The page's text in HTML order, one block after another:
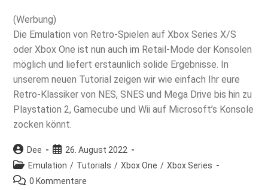
(Werbung)
Die Emulation von Retro-Spielen auf Xbox Series X/S
oder Xbox One ist nun auch im Retail-Mode der Konsolen
möglich und liefert erstaunlich solide Ergebnisse. In
unserem neuen Tutorial zeigen wir wie einfach Ihr eure
Retro-Klassiker von NES, SNES und Mega Drive bis hin zu
Playstation 2, Gamecube und Wii auf Microsoft’s Konsole
zocken könnt.
Beitrags-
Autor:
Dee
Beitrag
veröffentlicht:
26. August 2022
Beitrags-
Kategorie:
Emulation / Tutorials / Xbox One / Xbox Series
Beitrags-
0 Kommentare